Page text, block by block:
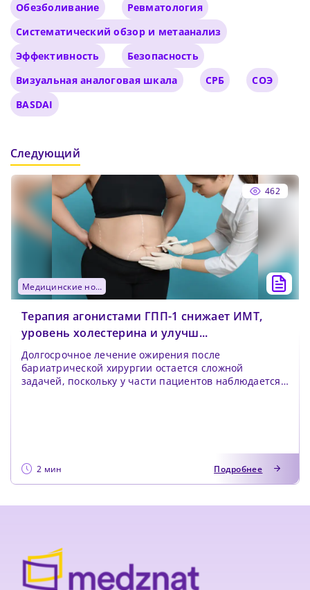
Обезболивание
Ревматология
Систематический обзор и метаанализ
Эффективность
Безопасность
Визуальная аналоговая шкала
СРБ
СОЭ
BASDAI
Следующий
462
медицинские новости
Терапия агонистами ГПП-1 снижает ИМТ,
уровень холестерина и улучш...
Долгосрочное лечение ожирения после
бариатрической хирургии остается сложной
задачей, поскольку у части пациентов наблюдается
2 мин Подробнее